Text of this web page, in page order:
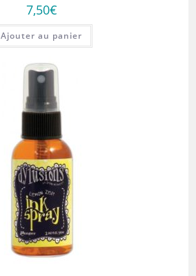
7,50€
Ajouter au panier